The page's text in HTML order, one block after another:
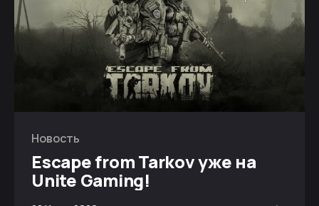
Новость
Escape from Tarkov уже на
Unite Gaming!